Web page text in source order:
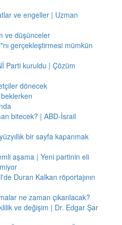
ve engeller | Uzman
ve düşünceler
gerçekleştirmesi mümkün
Parti kuruldu | Çözüm
dönecek
bitecek? | ABD-İsrail
bir sayfa kapanmak
aşama | Yeni partinin eli
Duran Kalkan röportajının
ne zaman çıkarılacak?
ve değişim | Dr. Edgar Şar